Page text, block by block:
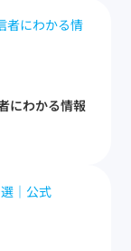
にわかる情報